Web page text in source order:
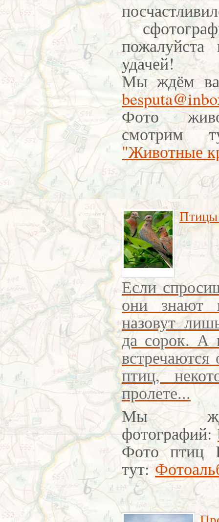
пожалуйста
удачей!
Мы ждём
Фото
смотрим
"Животные
Птицы
Если
они знают
назовут
да сорок. А
встречаются
птиц,
пролете...
Мы
фотографий:
Фото птиц
тут: